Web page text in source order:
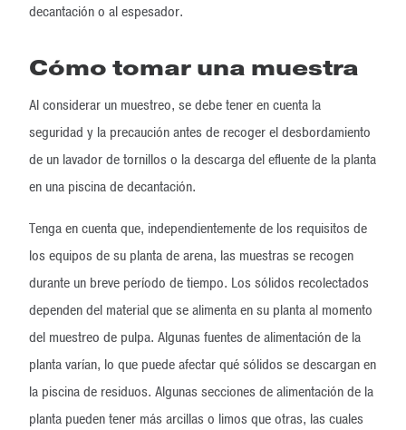
decantación o al espesador.
Cómo tomar una muestra
Al considerar un muestreo, se debe tener en cuenta la
seguridad y la precaución antes de recoger el desbordamiento
de un lavador de tornillos o la descarga del efluente de la planta
en una piscina de decantación.
Tenga en cuenta que, independientemente de los requisitos de
los equipos de su planta de arena, las muestras se recogen
durante un breve período de tiempo. Los sólidos recolectados
dependen del material que se alimenta en su planta al momento
del muestreo de pulpa. Algunas fuentes de alimentación de la
planta varían, lo que puede afectar qué sólidos se descargan en
la piscina de residuos. Algunas secciones de alimentación de la
planta pueden tener más arcillas o limos que otras, las cuales